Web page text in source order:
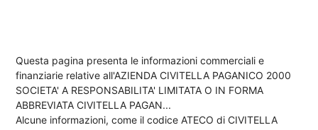
Questa pagina presenta le informazioni commerciali e
finanziarie relative all'AZIENDA CIVITELLA PAGANICO 2000
SOCIETA' A RESPONSABILITA' LIMITATA O IN FORMA
ABBREVIATA CIVITELLA PAGAN...
Alcune informazioni, come il codice ATECO di CIVITELLA